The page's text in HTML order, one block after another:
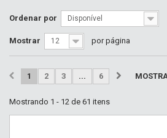
Ordenar por Disponível
Mostrar 12 por página
1 2 3 ... 6
Mostrando 1 - 12 de 61 itens